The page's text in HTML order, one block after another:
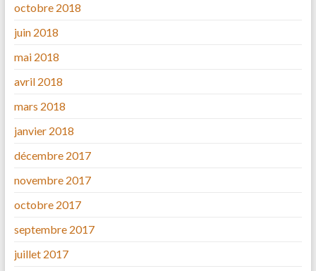
octobre 2018
juin 2018
mai 2018
avril 2018
mars 2018
janvier 2018
décembre 2017
novembre 2017
octobre 2017
septembre 2017
juillet 2017